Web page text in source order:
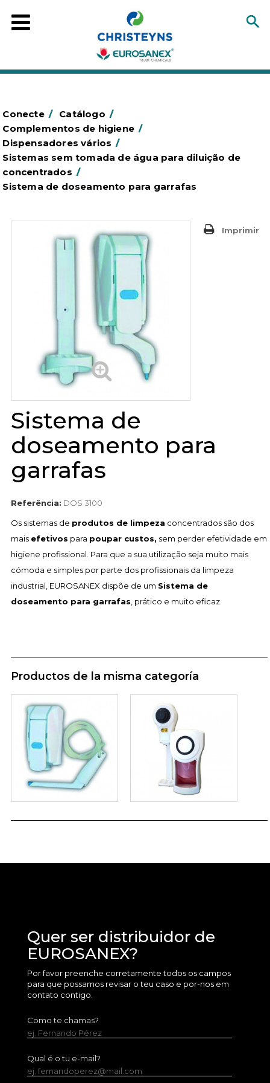
Conecte / Catálogo /
Complementos de higiene /
Dispensadores vários /
Sistemas sem tomada de água para diluição de
concentrados /
Sistema de doseamento para garrafas
Imprimir
Sistema de
doseamento para
garrafas
Referência: DOS 3100
Os sistemas de produtos de limpeza concentrados são dos
mais efetivos para poupar custos, sem perder efetividade em
higiene profissional. Para que a sua utilização seja muito mais
cómoda e simples por parte dos profissionais da limpeza
industrial, EUROSANEX dispõe de um Sistema de
doseamento para garrafas , prático e muito eficaz.
Productos de la misma categoría
Quer ser distribuidor de
EUROSANEX?
Por favor preenche corretamente todos os campos
para que possamos revisar o teu caso e por-nos em
contato contigo.
Como te chamas?
ej. Fernando Pérez
Qual é o tu e-mail?
ej. fernandoperez@mail.com